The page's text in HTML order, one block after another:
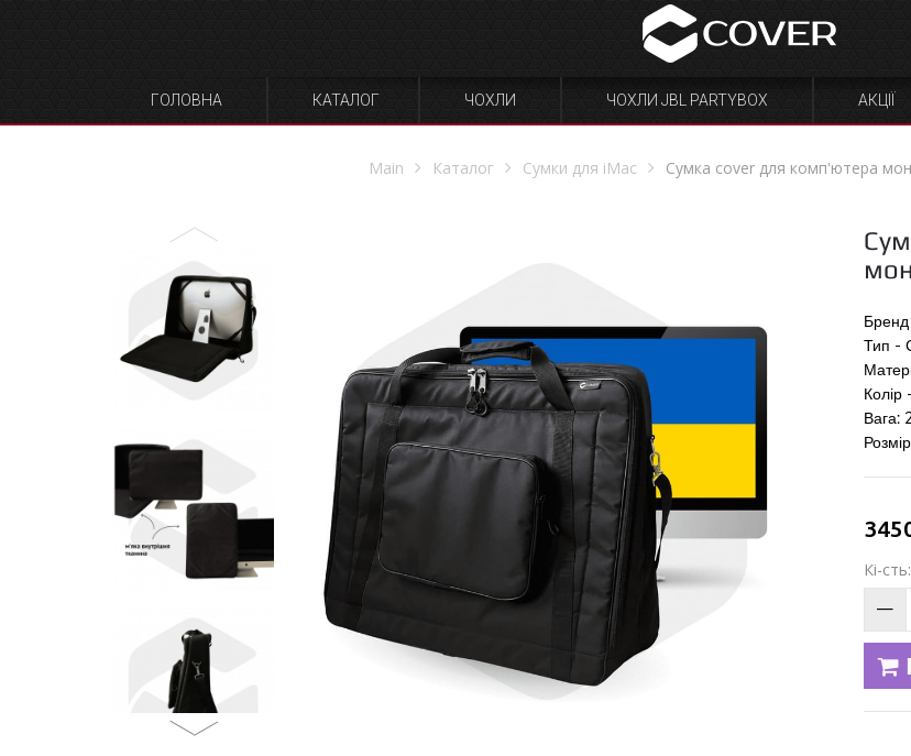
ГОЛОВНА КАТАЛОГ ЧОХЛИ ЧОХЛИ JBL PARTYBOX АКЦІЇ
Main Каталог Сумки для iMac Сумка cover для комп'ютера
Тип -
Колір
Вага:
Кі-сть:
—